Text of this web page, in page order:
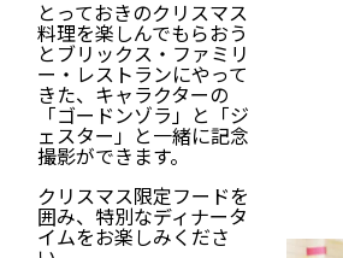
とっておきのクリスマス
料理を楽しんでもらおう
とブリックス・ファミリ
ー・レストランにやって
きた、キャラクターの
「ゴードンゾラ」と「ジ
ェスター」と一緒に記念
撮影ができます。
クリスマス限定フードを
囲み、特別なディナータ
イムをお楽しみくださ